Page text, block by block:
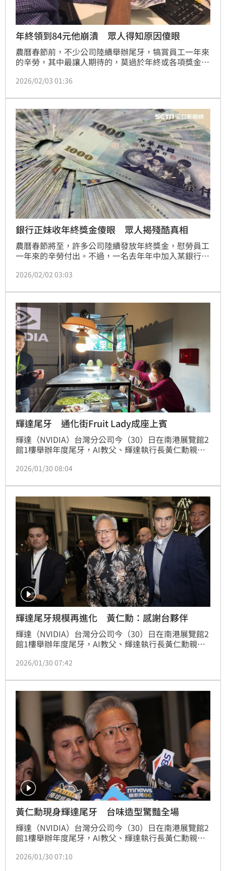
年終領到84元他崩潰 眾人得知原因傻眼
農曆春節前，不少公司陸續舉辦尾牙，犒賞員工一年來
的辛勞，其中最讓人期待的，莫過於年終或各項獎金。
84元，讓他忍不住直呼「這是什麼可悲的數字？是不是
2026/02/03 01:36
銀行正妹收年終獎金傻眼 眾人揭殘酷真相
農曆春節將至，許多公司陸續發放年終獎金，慰勞員工
一年來的辛勞付出。不過，一名去年年中加入某銀行服
人資事前曾提醒她因未趕上前半年完整考績，年終將
曝光後，引發網友熱議。
2026/02/02 03:03
輝達尾牙 通化街Fruit Lady成座上賓
輝達（NVIDIA）台灣分公司今（30）日在南港展覽館2
館1樓舉辦年度尾牙，AI教父、輝達執行長黃仁勳親自
2000名員工共襄盛舉。黃仁勳一現身便成為全場焦
花襯衫搭配黑色長褲，整體風格相當休閒，其他輝達高
層亦著同款但不同色的服裝，看來正是輝達今晚的
dress code。
2026/01/30 08:04
輝達尾牙規模再進化 黃仁勳：感謝台夥伴
輝達（NVIDIA）台灣分公司今（30）日在南港展覽館2
館1樓舉辦年度尾牙，AI教父、輝達執行長黃仁勳親自
2000名員工共襄盛舉。黃仁勳一現身便成為全場焦
搭配黑色長褲亮相，整體風格相當休閒，瞬間驚豔現場
所有人。
2026/01/30 07:42
黃仁勳現身輝達尾牙 台味造型驚豔全場
輝達（NVIDIA）台灣分公司今（30）日在南港展覽館2
館1樓舉辦年度尾牙，AI教父、輝達執行長黃仁勳親自
2500名員工共襄盛舉。黃仁勳一現身便成為全場焦
2026/01/30 07:10